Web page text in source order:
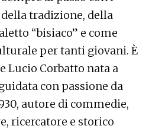
tradizione, della
“bisiaco” e come
per tanti giovani. È
Lucio Corbatto nata a
con passione da
autore di commedie,
ricercatore e storico